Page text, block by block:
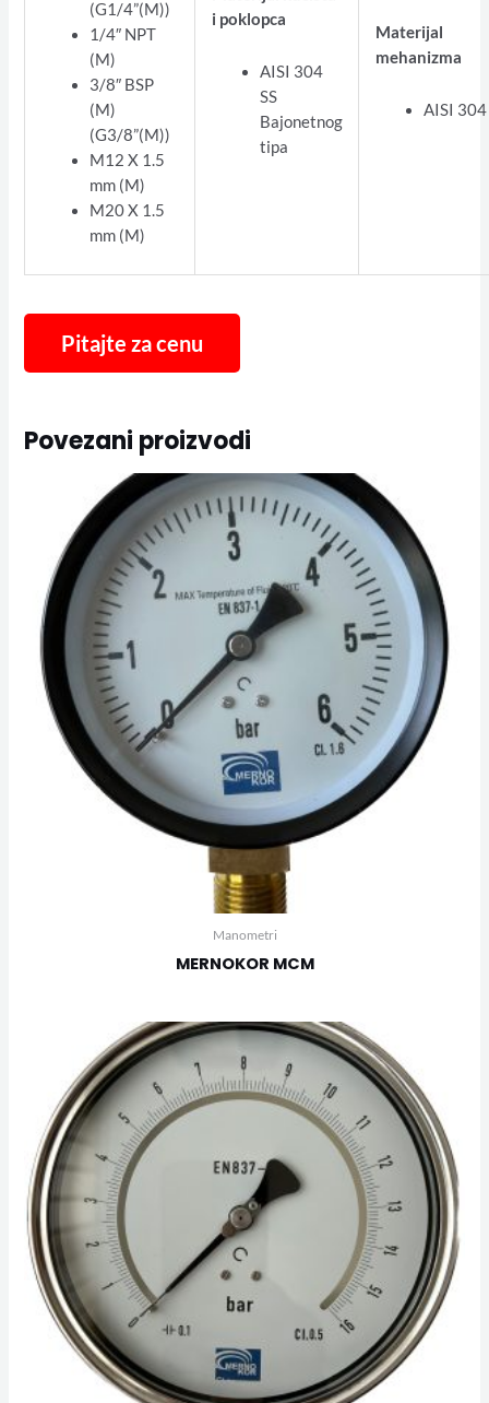
(G1/4”(M))
1/4″ NPT
(M)
3/8″ BSP
(M)
(G3/8”(M))
M12 X 1.5
mm (M)
M20 X 1.5
mm (M)
i poklopca
AISI 304
SS
Bajonetnog
tipa
Materijal
mehanizma
AISI 304
Povezani proizvodi
Manometri
MERNOKOR MCM